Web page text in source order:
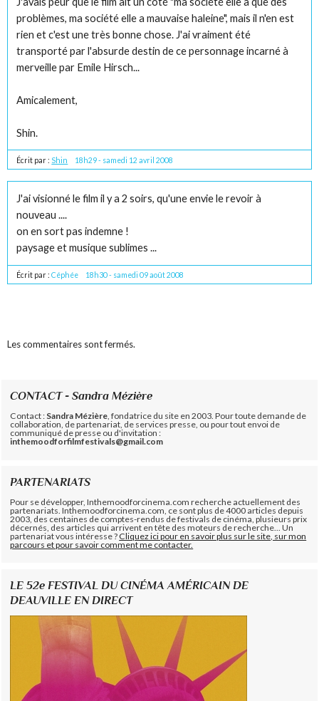
problèmes, ma société elle a mauvaise haleine", mais il n'en est
rien et c'est une très bonne chose. J'ai vraiment été
transporté par l'absurde destin de ce personnage incarné à
merveille par Emile Hirsch...
Amicalement,
Shin.
Écrit par : Shin 18h29- samedi 12 avril 2008
J'ai visionné le film il y a 2 soirs, qu'une envie le revoir à
nouveau ....
on en sort pas indemne !
paysage et musique sublimes ...
Écrit par :Céphée 18h30- samedi 09 août 2008
Les commentaires sont fermés.
CONTACT - Sandra Mézière
Contact : Sandra Mézière , fondatrice du site en 2003. Pour toute demande de
collaboration, de partenariat, de services presse, ou pour tout envoi de
communiqué de presse ou d'invitation :
inthemoodforfilmfestivals@gmail.com
PARTENARIATS
Pour se développer, Inthemoodforcinema.com recherche actuellement des
partenariats. Inthemoodforcinema.com, ce sont plus de 4000 articles depuis
2003, des centaines de comptes-rendus de festivals de cinéma, plusieurs prix
décernés, des articles qui arrivent en tête des moteurs de recherche... Un
partenariat vous intéresse ?Cliquez ici pour en savoir plus sur le site, sur mon
parcours et pour savoir comment me contacter.
LE 52e FESTIVAL DU CINÉMA AMÉRICAIN DE
DEAUVILLE EN DIRECT